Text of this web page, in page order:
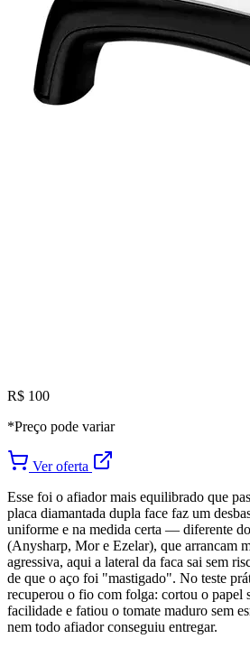
R$ 100
*Preço pode variar
Ver oferta
Esse foi o afiador mais equilibrado que
placa diamantada dupla face faz um
uniforme e na medida certa — diferente
(Anysharp, Mor e Ezelar), que arrancam
agressiva, aqui a lateral da faca sai sem
de que o aço foi "mastigado". No teste
recuperou o fio com folga: cortou o papel
facilidade e fatiou o tomate maduro sem
nem todo afiador conseguiu entregar.